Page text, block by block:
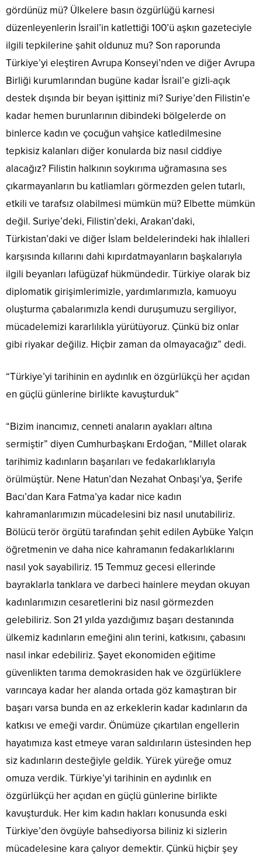
gördünüz mü? Ülkelere basın özgürlüğü karnesi
düzenleyenlerin İsrail’in katlettiği 100’ü aşkın gazeteciyle
ilgili tepkilerine şahit oldunuz mu? Son raporunda
Türkiye’yi eleştiren Avrupa Konseyi’nden ve diğer Avrupa
Birliği kurumlarından bugüne kadar İsrail’e gizli-açık
destek dışında bir beyan işittiniz mi? Suriye’den Filistin’e
kadar hemen burunlarının dibindeki bölgelerde on
binlerce kadın ve çocuğun vahşice katledilmesine
tepkisiz kalanları diğer konularda biz nasıl ciddiye
alacağız? Filistin halkının soykırıma uğramasına ses
çıkarmayanların bu katliamları görmezden gelen tutarlı,
etkili ve tarafsız olabilmesi mümkün mü? Elbette mümkün
değil. Suriye’deki, Filistin’deki, Arakan’daki,
Türkistan’daki ve diğer İslam beldelerindeki hak ihlalleri
karşısında kıllarını dahi kıpırdatmayanların başkalarıyla
ilgili beyanları lafügüzaf hükmündedir. Türkiye olarak biz
diplomatik girişimlerimizle, yardımlarımızla, kamuoyu
oluşturma çabalarımızla kendi duruşumuzu sergiliyor,
mücadelemizi kararlılıkla yürütüyoruz. Çünkü biz onlar
gibi riyakar değiliz. Hiçbir zaman da olmayacağız” dedi.
“Türkiye’yi tarihinin en aydınlık en özgürlükçü her açıdan
en güçlü günlerine birlikte kavuşturduk”
“Bizim inancımız, cenneti anaların ayakları altına
sermiştir” diyen Cumhurbaşkanı Erdoğan, “Millet olarak
tarihimiz kadınların başarıları ve fedakarlıklarıyla
örülmüştür. Nene Hatun’dan Nezahat Onbaşı’ya, Şerife
Bacı’dan Kara Fatma’ya kadar nice kadın
kahramanlarımızın mücadelesini biz nasıl unutabiliriz.
Bölücü terör örgütü tarafından şehit edilen Aybüke Yalçın
öğretmenin ve daha nice kahramanın fedakarlıklarını
nasıl yok sayabiliriz. 15 Temmuz gecesi ellerinde
bayraklarla tanklara ve darbeci hainlere meydan okuyan
kadınlarımızın cesaretlerini biz nasıl görmezden
gelebiliriz. Son 21 yılda yazdığımız başarı destanında
ülkemiz kadınların emeğini alın terini, katkısını, çabasını
nasıl inkar edebiliriz. Şayet ekonomiden eğitime
güvenlikten tarıma demokrasiden hak ve özgürlüklere
varıncaya kadar her alanda ortada göz kamaştıran bir
başarı varsa bunda en az erkeklerin kadar kadınların da
katkısı ve emeği vardır. Önümüze çıkartılan engellerin
hayatımıza kast etmeye varan saldırıların üstesinden hep
siz kadınların desteğiyle geldik. Yürek yüreğe omuz
omuza verdik. Türkiye’yi tarihinin en aydınlık en
özgürlükçü her açıdan en güçlü günlerine birlikte
kavuşturduk. Her kim kadın hakları konusunda eski
Türkiye’den övgüyle bahsediyorsa biliniz ki sizlerin
mücadelesine kara çalıyor demektir. Çünkü hiçbir şey